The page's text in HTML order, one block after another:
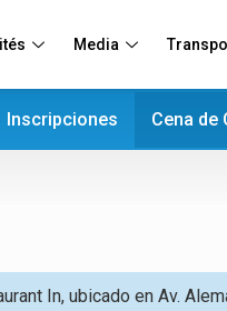
Media
Inscripciones Cena de
In, ubicado en Av.